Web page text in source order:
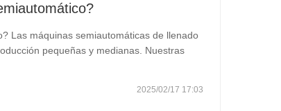
Las máquinas semiautomáticas de llenado
pequeñas y medianas. Nuestras
2025/02/17 17:03